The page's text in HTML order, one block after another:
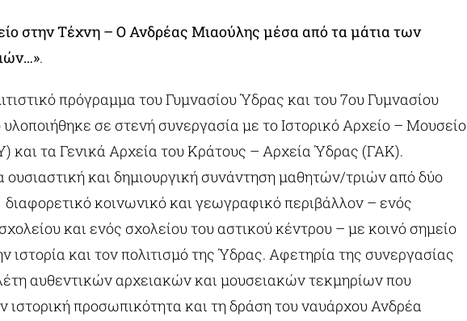
στην Τέχνη – Ο Ανδρέας Μιαούλης μέσα από τα μάτια των
.
πρόγραμμα του Γυμνασίου Ύδρας και του 7ου Γυμνασίου
υλοποιήθηκε σε στενή συνεργασία με το Ιστορικό Αρχείο – Μουσείο
και τα Γενικά Αρχεία του Κράτους – Αρχεία Ύδρας (ΓΑΚ).
ουσιαστική και δημιουργική συνάντηση μαθητών/τριών από δύο
κοινωνικό και γεωγραφικό περιβάλλον – ενός
και ενός σχολείου του αστικού κέντρου – με κοινό σημείο
ιστορία και τον πολιτισμό της Ύδρας. Αφετηρία της συνεργασίας
αυθεντικών αρχειακών και μουσειακών τεκμηρίων που
ιστορική προσωπικότητα και τη δράση του ναυάρχου Ανδρέα